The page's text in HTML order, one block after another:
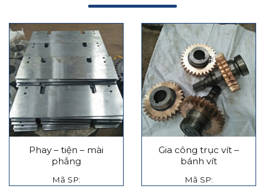
Phay – tiện – mài
phẳng
Mã SP:
Gia công trục vít –
bánh vít
Mã SP: